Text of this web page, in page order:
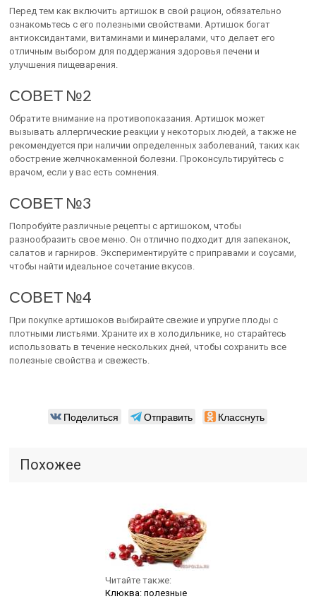
Перед тем как включить артишок в свой рацион, обязательно
ознакомьтесь с его полезными свойствами. Артишок богат
антиоксидантами, витаминами и минералами, что делает его
отличным выбором для поддержания здоровья печени и
улучшения пищеварения.
СОВЕТ №2
Обратите внимание на противопоказания. Артишок может
вызывать аллергические реакции у некоторых людей, а также не
рекомендуется при наличии определенных заболеваний, таких как
обострение желчнокаменной болезни. Проконсультируйтесь с
врачом, если у вас есть сомнения.
СОВЕТ №3
Попробуйте различные рецепты с артишоком, чтобы
разнообразить свое меню. Он отлично подходит для запеканок,
салатов и гарниров. Экспериментируйте с приправами и соусами,
чтобы найти идеальное сочетание вкусов.
СОВЕТ №4
При покупке артишоков выбирайте свежие и упругие плоды с
плотными листьями. Храните их в холодильнике, но старайтесь
использовать в течение нескольких дней, чтобы сохранить все
полезные свойства и свежесть.
Поделиться Отправить Класснуть
Похожее
Читайте также:
Клюква: полезные